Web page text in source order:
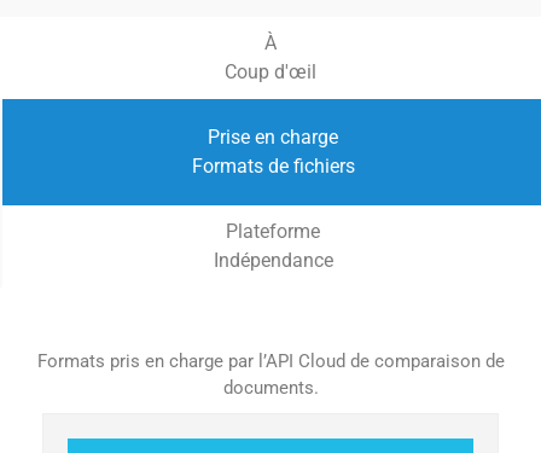
À
Coup d'œil
Prise en charge
Formats de fichiers
Plateforme
Indépendance
Formats pris en charge par l’API Cloud de comparaison de
documents.